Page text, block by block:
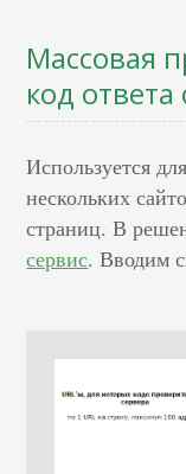
Массовая
код ответа
Используется
нескольких
страниц. В
сервис. Вводим